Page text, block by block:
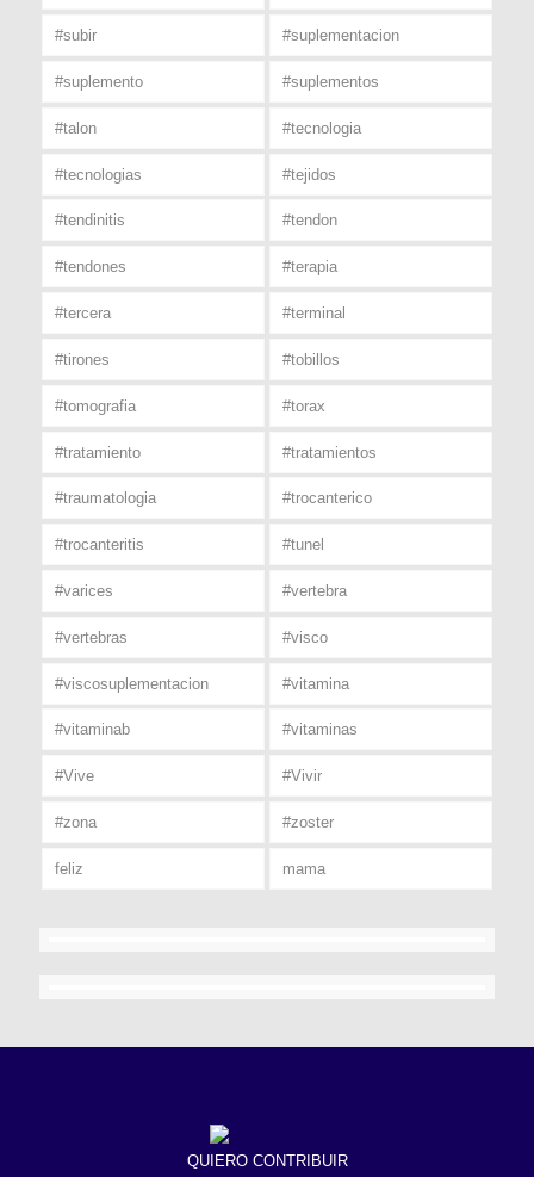
#subir #suplementacion
#suplemento #suplementos
#talon #tecnologia
#tecnologias #tejidos
#tendinitis #tendon
#tendones #terapia
#tercera #terminal
#tirones #tobillos
#tomografia #torax
#tratamiento #tratamientos
#traumatologia #trocanterico
#trocanteritis #tunel
#varices #vertebra
#vertebras #visco
#viscosuplementacion #vitamina
#vitaminab #vitaminas
#Vive #Vivir
#zona #zoster
feliz mama
QUIERO CONTRIBUIR